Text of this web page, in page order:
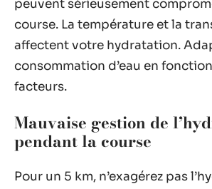
peuvent sérieusement
course. La température et la
affectent votre hydratation.
consommation d’eau en
facteurs.
Mauvaise gestion de
pendant la course
Pour un 5 km, n’exagérez pas